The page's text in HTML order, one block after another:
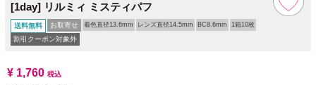
[1day] リルミィ ミスティパフ
送料無料 お取寄せ 着色直径13.6mm レンズ直径14.5mm BC8.6mm 1箱10枚
割引クーポン対象外
¥ 1,760 税込